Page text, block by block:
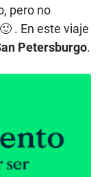
pero no
. En este viaje
Petersburgo.